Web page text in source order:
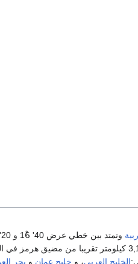
خطي طول 50' 51ْ و 40' 59ْ شرقا، وتمتد سواحلها مسافة 3,165 كيلومتر تقريبا
الخليج العربي، و خليج عمان و بحر